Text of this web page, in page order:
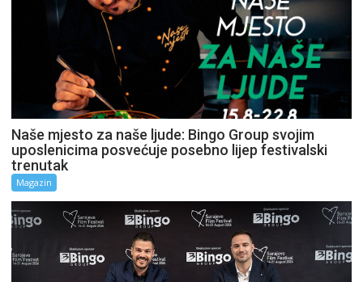
Naše mjesto za naše ljude: Bingo Group svojim
uposlenicima posvećuje posebno lijep festivalski
trenutak
Magazin